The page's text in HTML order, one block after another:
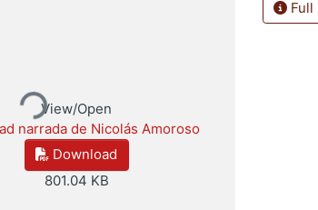
Loading...View/Open
narrada de Nicolás Amoroso
Download
801.04 KB
Full